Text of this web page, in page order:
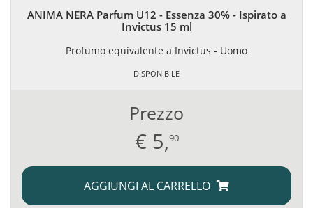
ANIMA NERA Parfum U12 - Essenza 30% - Ispirato a
Invictus 15 ml
Profumo equivalente a Invictus - Uomo
DISPONIBILE
Prezzo
€ 5,90
AGGIUNGI AL CARRELLO